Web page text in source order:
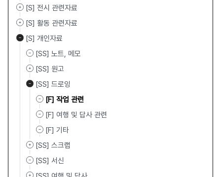
[S] 전시 관련자료
[S] 활동 관련자료
[S] 개인자료
[SS] 노트, 메모
[SS] 원고
[SS] 드로잉
[F] 작업 관련
[F] 여행 및 답사 관련
[F] 기타
[SS] 스크랩
[SS] 서신